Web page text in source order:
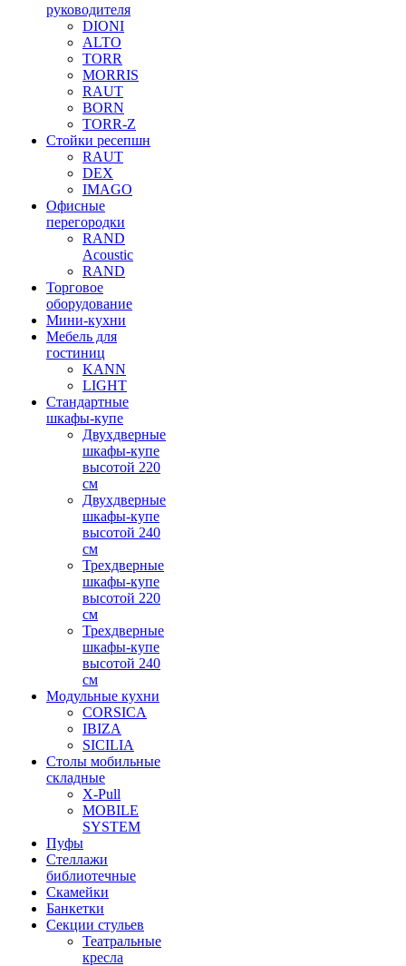
руководителя
DIONI
ALTO
TORR
MORRIS
RAUT
BORN
TORR-Z
Стойки ресепшн
RAUT
DEX
IMAGO
Офисные
перегородки
RAND
Acoustic
RAND
Торговое
оборудование
Мини-кухни
Мебель для
гостиниц
KANN
LIGHT
Стандартные
шкафы-купе
Двухдверные
шкафы-купе
высотой 220
см
Двухдверные
шкафы-купе
высотой 240
см
Трехдверные
шкафы-купе
высотой 220
см
Трехдверные
шкафы-купе
высотой 240
см
Модульные кухни
CORSICA
IBIZA
SICILIA
Столы мобильные
складные
X-Pull
MOBILE
SYSTEM
Пуфы
Стеллажи
библиотечные
Скамейки
Банкетки
Секции стульев
Театральные
кресла